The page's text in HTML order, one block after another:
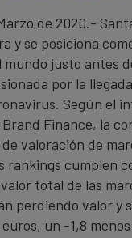
de 2020.-
y se posiciona
mundo justo antes
por la
Según el
Brand Finance, la
valoración de
rankings cumplen
valor total de las
perdiendo valor y
un -1,8